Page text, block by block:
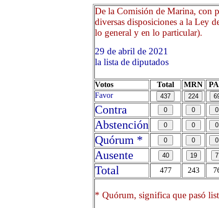
De la Comisión de Marina, con
diversas disposiciones a la Ley
lo general y en lo particular).
29 de abril de 2021
la lista de diputados
Votos Total MRN
Favor
Contra
Abstención
Quórum *
Ausente
Total
477 243
* Quórum, significa que pasó